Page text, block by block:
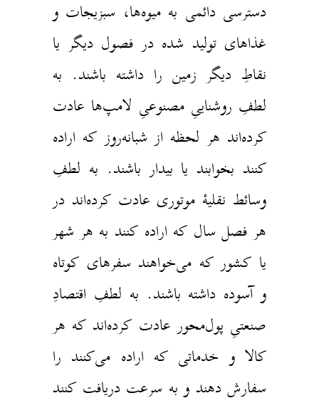
دسترسی دائمی به میوه‌ها، سبزیجات و
غذاهای تولید شده در فصول دیگر یا
نقاطِ دیگر زمین را داشته باشند. به
لطفِ روشناییِ مصنوعیِ لامپ‌‌ها عادت
کرده‌اند هر لحظه از شبانه‌روز که اراده
کنند بخوابند یا بیدار باشند. به لطفِ
وسائط نقلیهٔ موتوری عادت کرده‌اند در
هر فصل سال که اراده کنند به هر شهر
یا کشور که می‌خواهند سفرهای کوتاه
و آسوده داشته باشند. به لطفِ اقتصادِ
صنعتیِ پول‌محور عادت کرده‌اند که هر
کالا و خدماتی که اراده می‌کنند را
سفارش دهند و به سرعت دریافت کنند